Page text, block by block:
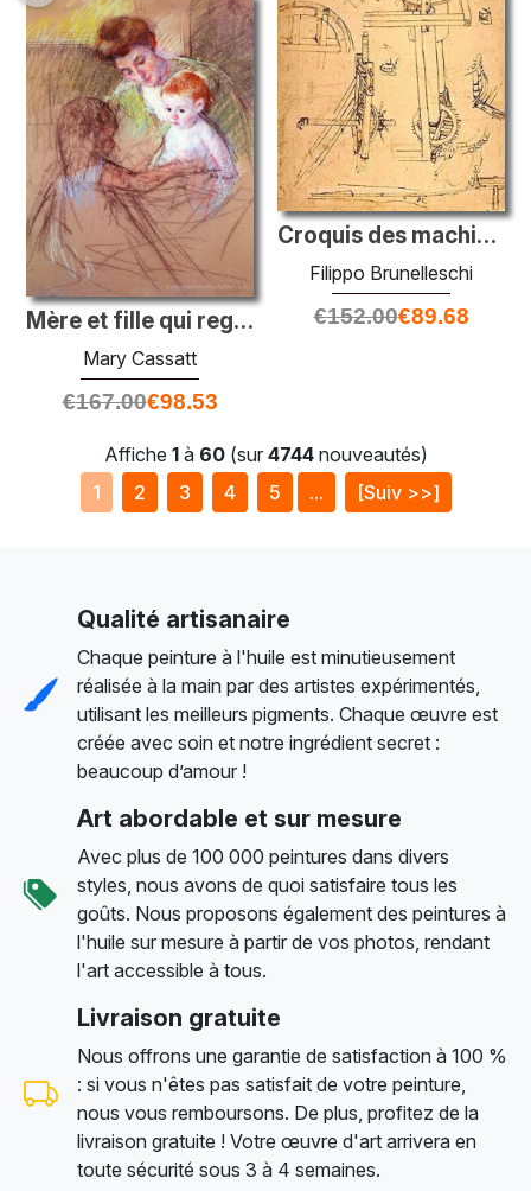
Croquis des machines
Filippo Brunelleschi
€152.00€89.68
Mère et fille qui regarde le bébé
Mary Cassatt
€167.00€98.53
Affiche 1à 60(sur 4744nouveautés)
1
2 3 4 5 ... [Suiv >>]
Qualité artisanaire
Chaque peinture à l'huile est minutieusement
réalisée à la main par des artistes expérimentés,
utilisant les meilleurs pigments. Chaque œuvre est
créée avec soin et notre ingrédient secret :
beaucoup d’amour !
Art abordable et sur mesure
Avec plus de 100 000 peintures dans divers
styles, nous avons de quoi satisfaire tous les
goûts. Nous proposons également des peintures à
l'huile sur mesure à partir de vos photos, rendant
l'art accessible à tous.
Livraison gratuite
Nous offrons une garantie de satisfaction à 100 %
: si vous n'êtes pas satisfait de votre peinture,
nous vous remboursons. De plus, profitez de la
livraison gratuite ! Votre œuvre d'art arrivera en
toute sécurité sous 3 à 4 semaines.